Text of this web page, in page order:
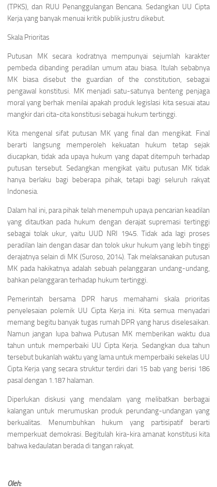
(TPKS), dan RUU Penanggulangan Bencana. Sedangkan UU Cipta
Kerja yang banyak menuai kritik publik justru dikebut.
Skala Prioritas
Putusan MK secara kodratnya mempunyai sejumlah karakter
pembeda dibanding peradilan umum atau biasa. Itulah sebabnya
MK biasa disebut the guardian of the constitution, sebagai
pengawal konstitusi. MK menjadi satu-satunya benteng penjaga
moral yang berhak menilai apakah produk legislasi kita sesuai atau
mangkir dari cita-cita konstitusi sebagai hukum tertinggi.
Kita mengenal sifat putusan MK yang final dan mengikat. Final
berarti langsung memperoleh kekuatan hukum tetap sejak
diucapkan, tidak ada upaya hukum yang dapat ditempuh terhadap
putusan tersebut. Sedangkan mengikat yaitu putusan MK tidak
hanya berlaku bagi beberapa pihak, tetapi bagi seluruh rakyat
Indonesia.
Dalam hal ini, para pihak telah menempuh upaya pencarian keadilan
yang ditautkan pada hukum dengan derajat supremasi tertinggi
sebagai tolak ukur, yaitu UUD NRI 1945. Tidak ada lagi proses
peradilan lain dengan dasar dan tolok ukur hukum yang lebih tinggi
derajatnya selain di MK (Suroso, 2014). Tak melaksanakan putusan
MK pada hakikatnya adalah sebuah pelanggaran undang-undang,
bahkan pelanggaran terhadap hukum tertinggi.
Pemerintah bersama DPR harus memahami skala prioritas
penyelesaian polemik UU Cipta Kerja ini. Kita semua menyadari
memang begitu banyak tugas rumah DPR yang harus diselesaikan.
Namun jangan lupa bahwa Putusan MK memberikan waktu dua
tahun untuk memperbaiki UU Cipta Kerja. Sedangkan dua tahun
tersebut bukanlah waktu yang lama untuk memperbaiki sekelas UU
Cipta Kerja yang secara struktur terdiri dari 15 bab yang berisi 186
pasal dengan 1.187 halaman.
Diperlukan diskusi yang mendalam yang melibatkan berbagai
kalangan untuk merumuskan produk perundang-undangan yang
berkualitas. Menumbuhkan hukum yang partisipatif berarti
memperkuat demokrasi. Begitulah kira-kira amanat konstitusi kita
bahwa kedaulatan berada di tangan rakyat.
Oleh: